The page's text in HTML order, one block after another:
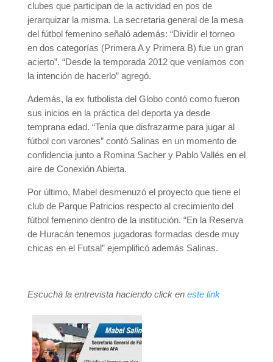
clubes que participan de la actividad en pos de
jerarquizar la misma. La secretaria general de la mesa
del fútbol femenino señaló además: “Dividir el torneo
en dos categorías (Primera A y Primera B) fue un gran
acierto”. “Desde la temporada 2012 que veníamos con
la intención de hacerlo” agregó.
Además, la ex futbolista del Globo contó como fueron
sus inicios en la práctica del deporta ya desde
temprana edad. “Tenía que disfrazarme para jugar al
fútbol con varones” contó Salinas en un momento de
confidencia junto a Romina Sacher y Pablo Vallés en el
aire de Conexión Abierta.
Por último, Mabel desmenuzó el proyecto que tiene el
club de Parque Patricios respecto al crecimiento del
fútbol femenino dentro de la institución. “En la Reserva
de Huracán tenemos jugadoras formadas desde muy
chicas en el Futsal” ejemplificó además Salinas.
Escuchá la entrevista haciendo click en este link